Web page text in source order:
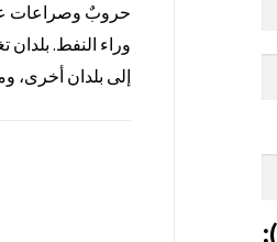
حروبٌ وصراعات
وراء النفط. بلدان
إلى بلدان أخرى،